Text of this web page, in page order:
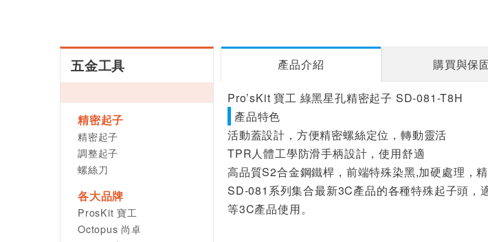
五金工具
精密起子
精密起子
調整起子
螺絲刀
各大品牌
ProsKit 寶工
Octopus 尚卓
產品介紹 購買與保
Pro’sKit 寶工 綠黑星孔精密起子 SD-081-T8H
產品特色
活動蓋設計，方便精密螺絲定位，轉動靈活
TPR人體工學防滑手柄設計，使用舒適
高品質S2合金鋼鐵桿，前端特殊染黑,加硬處理，
SD-081系列集合最新3C產品的各種特殊起子頭
等3C產品使用。